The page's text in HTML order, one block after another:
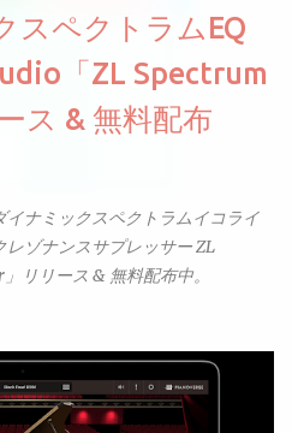
スペクトラムEQ
「ZL Spectrum
ス & 無料配布
ナミックスペクトラムイコライ
ゾナンスサプレッサー ZL
リリース & 無料配布中。